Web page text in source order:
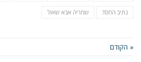
נתיב החסד שמריה אבא שאול
« הקודם